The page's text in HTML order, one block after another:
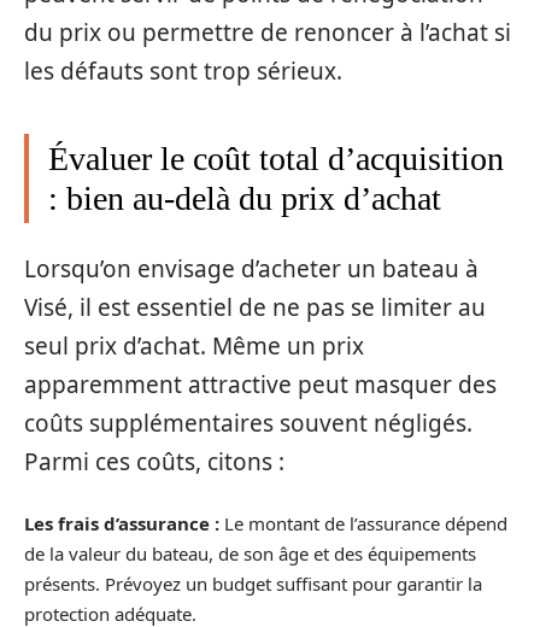
du prix ou permettre de renoncer à l’achat si
les défauts sont trop sérieux.
Évaluer le coût total d’acquisition
: bien au-delà du prix d’achat
Lorsqu’on envisage d’acheter un bateau à
Visé, il est essentiel de ne pas se limiter au
seul prix d’achat. Même un prix
apparemment attractive peut masquer des
coûts supplémentaires souvent négligés.
Parmi ces coûts, citons :
Les frais d’assurance : Le montant de l’assurance dépend
de la valeur du bateau, de son âge et des équipements
présents. Prévoyez un budget suffisant pour garantir la
protection adéquate.